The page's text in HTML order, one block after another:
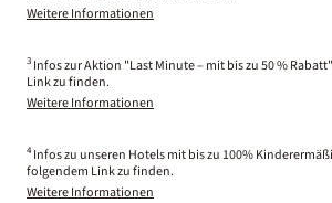
Weitere Informationen
3 Infos zur Aktion "Last Minute – mit bis zu 50 %
Link zu finden.
Weitere Informationen
4 Infos zu unseren Hotels mit bis zu 100%
folgendem Link zu finden.
Weitere Informationen